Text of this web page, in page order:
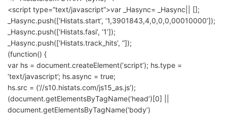
<script type=”text/javascript”>var _Hasync= _Hasync|| [];
_Hasync.push([‘Histats.start’, ‘1,3901843,4,0,0,0,00010000’]);
_Hasync.push([‘Histats.fasi’, ‘1’]);
_Hasync.push([‘Histats.track_hits’, ”]);
(function() {
var hs = document.createElement(‘script’); hs.type =
‘text/javascript’; hs.async = true;
hs.src = (‘//s10.histats.com/js15_as.js’);
(document.getElementsByTagName(‘head’)[0] ||
document.getElementsByTagName(‘body’)